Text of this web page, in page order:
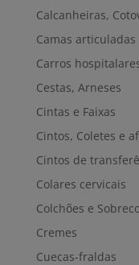
Calcanheiras,
Camas articuladas
Carros
Cestas, Arneses
Cintas e Faixas
Cintos, Coletes e
Cintos de
Colares cervicais
Colchões e
Cremes
Cuecas-fraldas